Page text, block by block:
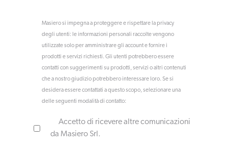
Masiero si impegna a proteggere e rispettare la privacy
degli utenti: le informazioni personali raccolte vengono
utilizzate solo per amministrare gli account e fornire i
prodotti e servizi richiesti. Gli utenti potrebbero essere
contatti con suggerimenti su prodotti, servizi o altri contenuti
che a nostro giudizio potrebbero interessare loro. Se si
desidera essere contattati a questo scopo, selezionare una
delle seguenti modalità di contatto:
Accetto di ricevere altre comunicazioni
da Masiero Srl.